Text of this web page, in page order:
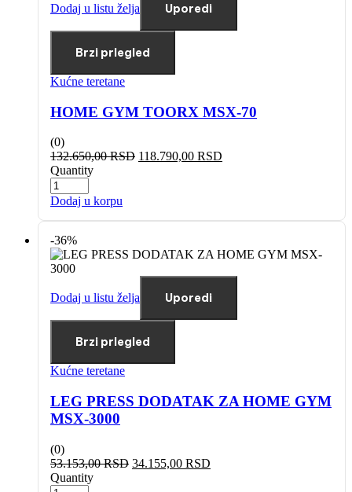
Dodaj u listu želja Uporedi
Brzi prlegled
Kućne teretane
HOME GYM TOORX MSX-70
(0)
132.650,00RSD 118.790,00 RSD
Quantity
Dodaj u korpu
-36%
Dodaj u listu želja Uporedi
Brzi prlegled
Kućne teretane
LEG PRESS DODATAK ZA HOME GYM
MSX-3000
(0)
53.153,00RSD 34.155,00 RSD
Quantity